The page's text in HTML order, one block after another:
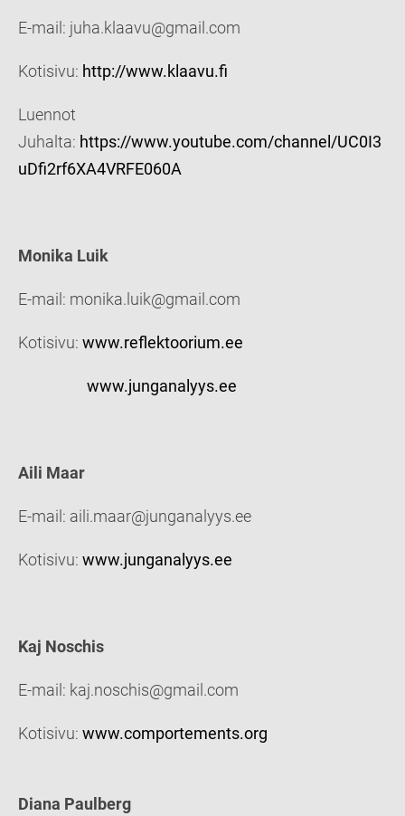
E-mail: juha.klaavu@gmail.com
Kotisivu: http://www.klaavu.fi
Luennot
Juhalta: https://www.youtube.com/channel/UC0I3
uDfi2rf6XA4VRFE060A
Monika Luik
E-mail: monika.luik@gmail.com
Kotisivu: www.reflektoorium.ee
www.junganalyys.ee
Aili Maar
E-mail: aili.maar@junganalyys.ee
Kotisivu: www.junganalyys.ee
Kaj Noschis
E-mail: kaj.noschis@gmail.com
Kotisivu: www.comportements.org
Diana Paulberg